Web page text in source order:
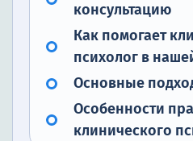
консультацию
Как помогает
психолог в
Основные
Особенности
клинического